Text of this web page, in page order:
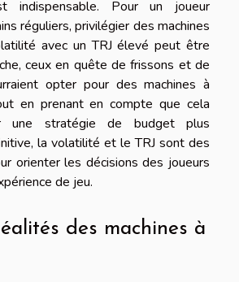
indispensable. Pour un joueur
réguliers, privilégier des machines
avec un TRJ élevé peut être
ceux en quête de frissons et de
opter pour des machines à
en prenant en compte que cela
une stratégie de budget plus
la volatilité et le TRJ sont des
orienter les décisions des joueurs
de jeu.
des machines à